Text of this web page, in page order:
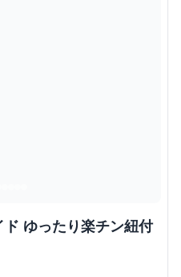
ゆったり楽チン紐付